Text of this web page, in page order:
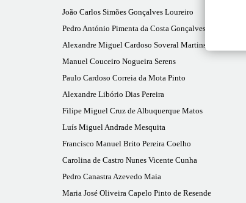
João Carlos Simões Gonçalves Loureiro
Pedro António Pimenta da Costa Gonçalves
Alexandre Miguel Cardoso Soveral Martins
Manuel Couceiro Nogueira Serens
Paulo Cardoso Correia da Mota Pinto
Alexandre Libório Dias Pereira
Filipe Miguel Cruz de Albuquerque Matos
Luís Miguel Andrade Mesquita
Francisco Manuel Brito Pereira Coelho
Carolina de Castro Nunes Vicente Cunha
Pedro Canastra Azevedo Maia
Maria José Oliveira Capelo Pinto de Resende